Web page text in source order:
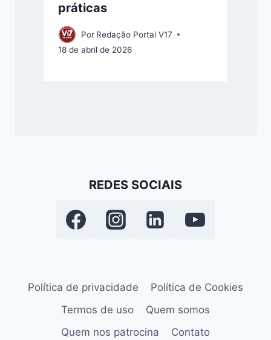
práticas
Por Redação Portal V17
18 de abril de 2026
REDES SOCIAIS
Política de privacidade
Política de Cookies
Termos de uso
Quem somos
Quem nos patrocina
Contato